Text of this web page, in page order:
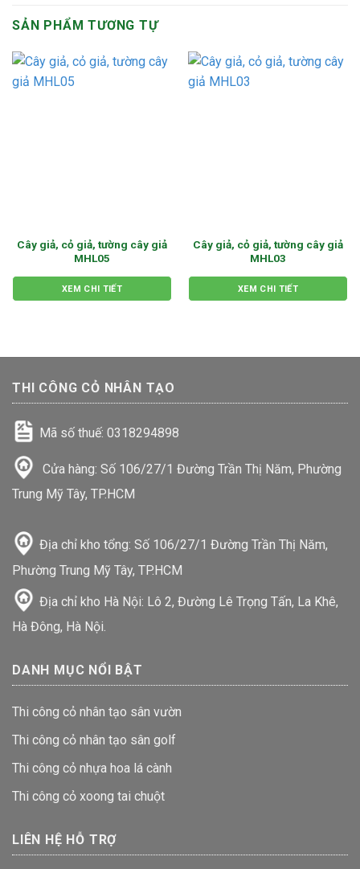
SẢN PHẨM TƯƠNG TỰ
Cây giả, cỏ giả, tường cây giả
MHL05
XEM CHI TIẾT
Cây giả, cỏ giả, tường cây giả
MHL03
XEM CHI TIẾT
THI CÔNG CỎ NHÂN TẠO
Mã số thuế: 0318294898
Cửa hàng: Số 106/27/1 Đường Trần Thị Năm, Phường
Trung Mỹ Tây, TP.HCM
Địa chỉ kho tổng: Số 106/27/1 Đường Trần Thị Năm,
Phường Trung Mỹ Tây, TP.HCM
Địa chỉ kho Hà Nội: Lô 2, Đường Lê Trọng Tấn, La Khê,
Hà Đông, Hà Nội.
DANH MỤC NỔI BẬT
Thi công cỏ nhân tạo sân vườn
Thi công cỏ nhân tạo sân golf
Thi công cỏ nhựa hoa lá cành
Thi công cỏ xoong tai chuột
LIÊN HỆ HỖ TRỢ